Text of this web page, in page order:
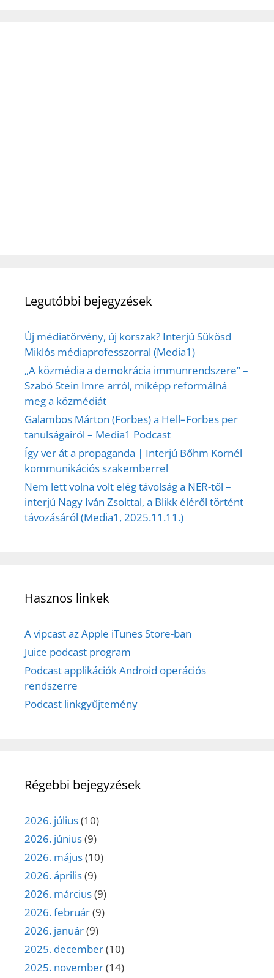
Legutóbbi bejegyzések
Új médiatörvény, új korszak? Interjú Sükösd
Miklós médiaprofesszorral (Media1)
„A közmédia a demokrácia immunrendszere” –
Szabó Stein Imre arról, miképp reformálná
meg a közmédiát
Galambos Márton (Forbes) a Hell–Forbes per
tanulságairól – Media1 Podcast
Így ver át a propaganda | Interjú Bőhm Kornél
kommunikációs szakemberrel
Nem lett volna volt elég távolság a NER-től –
interjú Nagy Iván Zsolttal, a Blikk éléről történt
távozásáról (Media1, 2025.11.11.)
Hasznos linkek
A vipcast az Apple iTunes Store-ban
Juice podcast program
Podcast applikációk Android operációs
rendszerre
Podcast linkgyűjtemény
Régebbi bejegyzések
2026. július(10)
2026. június(9)
2026. május(10)
2026. április(9)
2026. március(9)
2026. február(9)
2026. január(9)
2025. december(10)
2025. november(14)